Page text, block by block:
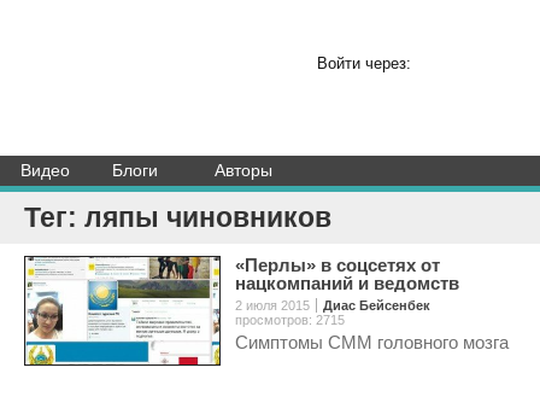
Видео Блоги Авторы
Войти через:
Тег: ляпы чиновников
«Перлы» в соцсетях от
нацкомпаний и ведомств
2 июля 2015
Диас Бейсенбек
просмотров: 2715
Симптомы СММ головного мозга